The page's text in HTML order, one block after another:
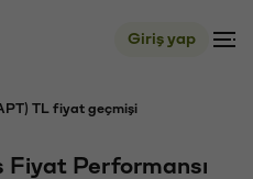
Giriş yap
TL fiyat geçmişi
Performansı